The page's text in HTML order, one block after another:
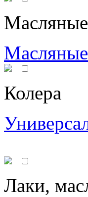
Колера
Лаки,